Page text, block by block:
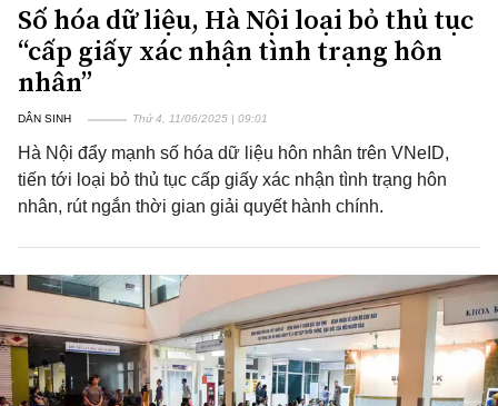
Số hóa dữ liệu, Hà Nội loại bỏ thủ tục
“cấp giấy xác nhận tình trạng hôn
nhân”
DÂN SINH Thứ 4, 11/06/2025 | 09:01
Hà Nội đẩy mạnh số hóa dữ liệu hôn nhân trên VNeID,
tiến tới loại bỏ thủ tục cấp giấy xác nhận tình trạng hôn
nhân, rút ngắn thời gian giải quyết hành chính.